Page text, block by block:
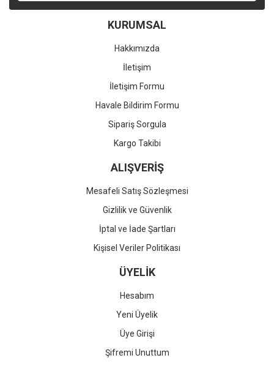
KURUMSAL
Hakkımızda
İletişim
İletişim Formu
Havale Bildirim Formu
Sipariş Sorgula
Kargo Takibi
ALIŞVERİŞ
Mesafeli Satış Sözleşmesi
Gizlilik ve Güvenlik
İptal ve İade Şartları
Kişisel Veriler Politikası
ÜYELİK
Hesabım
Yeni Üyelik
Üye Girişi
Şifremi Unuttum